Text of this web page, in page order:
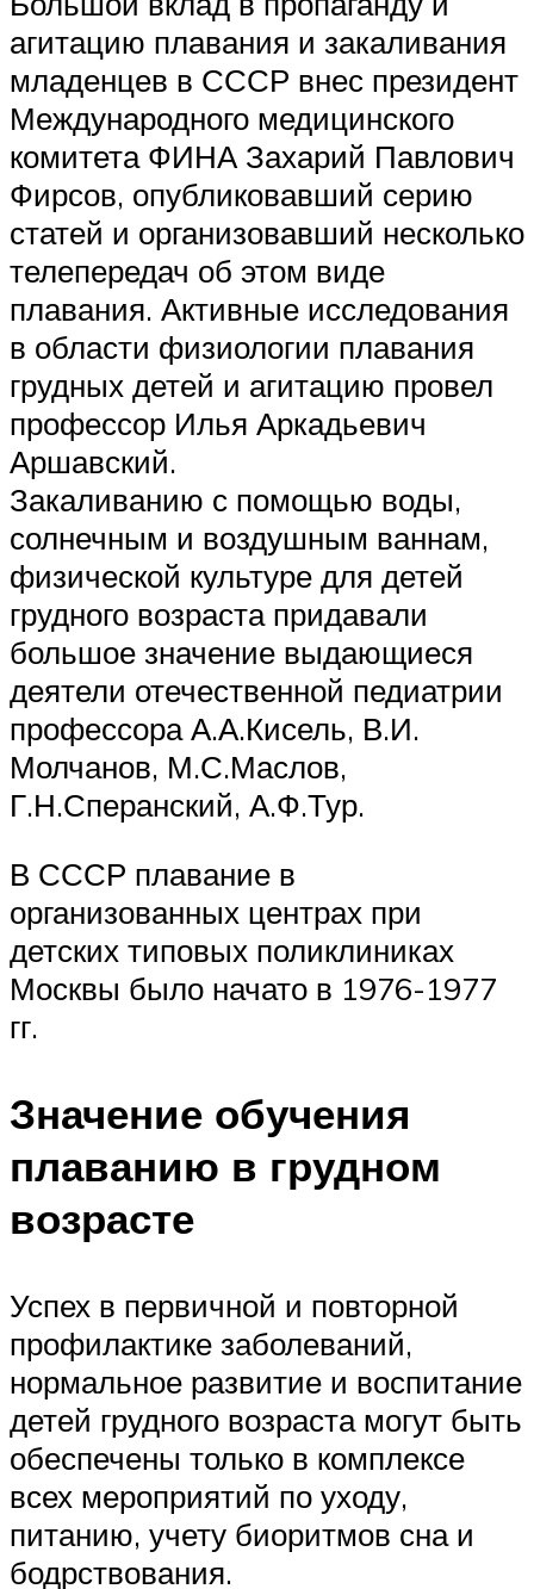
агитацию плавания и закаливания
младенцев в СССР внес президент
Международного медицинского
комитета ФИНА Захарий Павлович
Фирсов, опубликовавший серию
статей и организовавший несколько
телепередач об этом виде
плавания. Активные исследования
в области физиологии плавания
грудных детей и агитацию провел
профессор Илья Аркадьевич
Аршавский.
Закаливанию с помощью воды,
солнечным и воздушным ваннам,
физической культуре для детей
грудного возраста придавали
большое значение выдающиеся
деятели отечественной педиатрии
профессора А.А.Кисель, В.И.
Молчанов, М.С.Маслов,
Г.Н.Сперанский, А.Ф.Тур.
В СССР плавание в
организованных центрах при
детских типовых поликлиниках
Москвы было начато в 1976-1977
гг.
Значение обучения
плаванию в грудном
возрасте
Успех в первичной и повторной
профилактике заболеваний,
нормальное развитие и воспитание
детей грудного возраста могут быть
обеспечены только в комплексе
всех мероприятий по уходу,
питанию, учету биоритмов сна и
бодрствования.